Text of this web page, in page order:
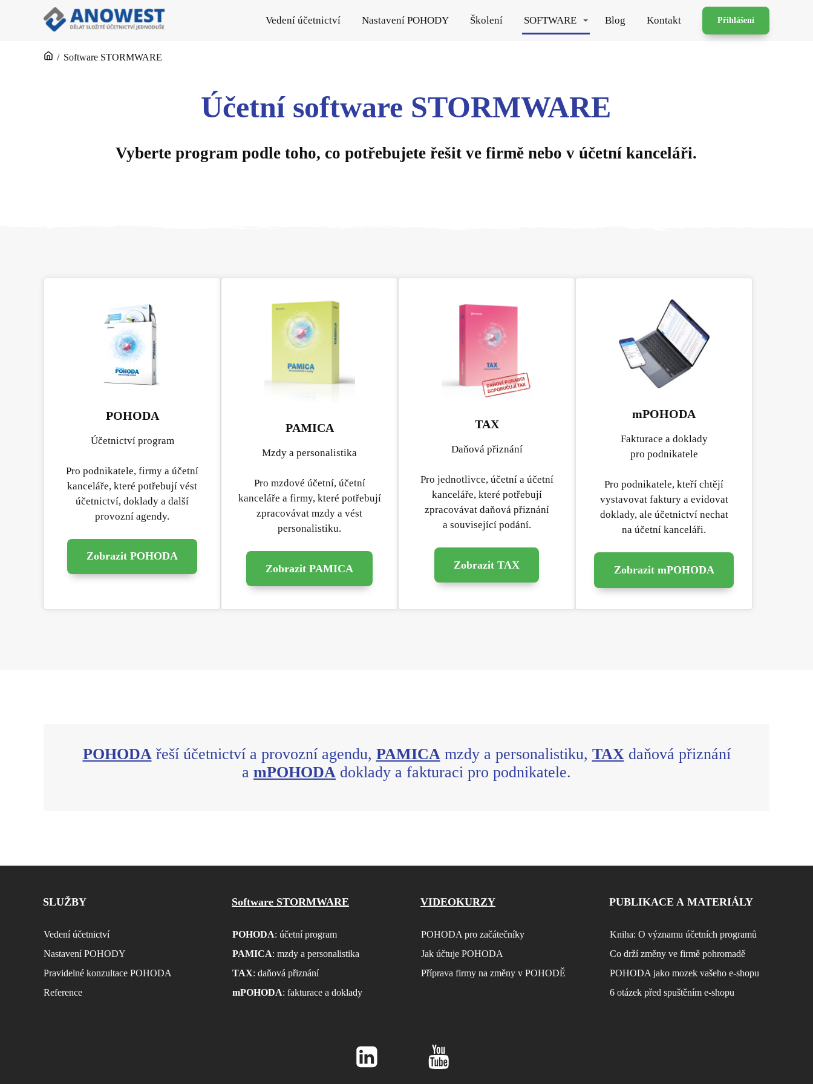
Vedení účetnictví Nastavení POHODY Školení SOFTWARE Blog Kontakt Přihlášení
/ Software STORMWARE
Účetní software STORMWARE
Vyberte program podle toho, co potřebujete řešit ve firmě nebo v účetní kanceláři.
POHODA
Účetnictví program
Pro podnikatele, firmy a účetní
kanceláře, které potřebují vést
účetnictví, doklady a další
provozní agendy.
Zobrazit POHODA
PAMICA
Mzdy a personalistika
Pro mzdové účetní, účetní
kanceláře a firmy, které potřebují
zpracovávat mzdy a vést
personalistiku.
Zobrazit PAMICA
TAX
Daňová přiznání
Pro jednotlivce, účetní a účetní
kanceláře, které potřebují
zpracovávat daňová přiznání
a související podání.
Zobrazit TAX
mPOHODA
Fakturace a doklady
pro podnikatele
Pro podnikatele, kteří chtějí
vystavovat faktury a evidovat
doklady, ale účetnictví nechat
na účetní kanceláři.
Zobrazit mPOHODA
POHODA řeší účetnictví a provozní agendu, PAMICA mzdy a personalistiku, TAX daňová přiznání
a mPOHODA doklady a fakturaci pro podnikatele.
SLUŽBY
Vedení účetnictví
Nastavení POHODY
Pravidelné konzultace POHODA
Reference
Software STORMWARE
POHODA: účetní program
PAMICA: mzdy a personalistika
TAX: daňová přiznání
mPOHODA: fakturace a doklady
VIDEOKURZY
POHODA pro začátečníky
Jak účtuje POHODA
Příprava firmy na změny v POHODĚ
PUBLIKACE A MATERIÁLY
Kniha: O významu účetních programů
Co drží změny ve firmě pohromadě
POHODA jako mozek vašeho e-shopu
6 otázek před spuštěním e-shopu